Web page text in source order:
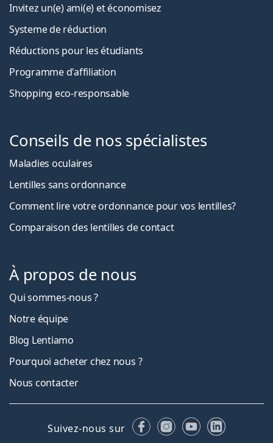
Invitez un(e) ami(e) et économisez
Systeme de réduction
Réductions pour les étudiants
Programme d'affiliation
Shopping eco-responsable
Conseils de nos spécialistes
Maladies oculaires
Lentilles sans ordonnance
Comment lire votre ordonnance pour vos lentilles?
Comparaison des lentilles de contact
À propos de nous
Qui sommes-nous ?
Notre équipe
Blog Lentiamo
Pourquoi acheter chez nous ?
Nous contacter
Suivez-nous sur FacebookInstagram
YouTubeLinkedIn